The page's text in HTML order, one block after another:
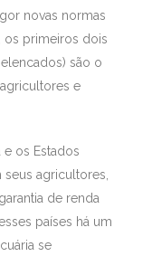
novas normas
os primeiros dois
são o
e
os Estados
agricultores,
de renda
países há um
se